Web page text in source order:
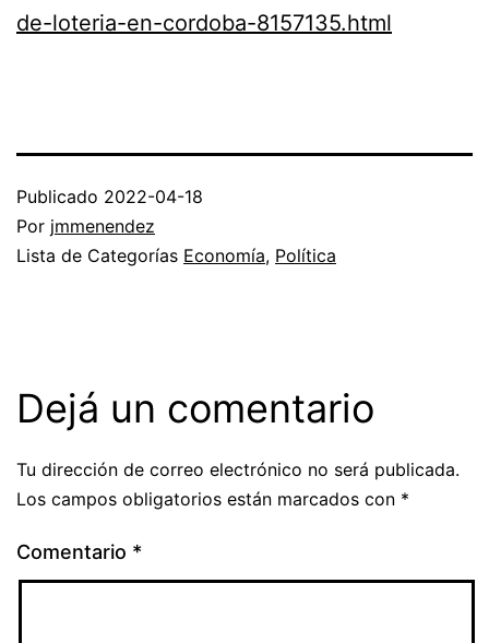
de-loteria-en-cordoba-8157135.html
Publicado 2022-04-18
Por jmmenendez
Lista de Categorías Economía, Política
Dejá un comentario
Tu dirección de correo electrónico no será publicada.
Los campos obligatorios están marcados con *
Comentario *